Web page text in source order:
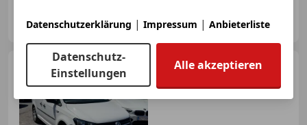
AT-6460 Imst
Volkswagen Caddy
Datenschutzerklärung | Impressum | Anbieterliste
Datenschutz-
Einstellungen
Alle akzeptieren